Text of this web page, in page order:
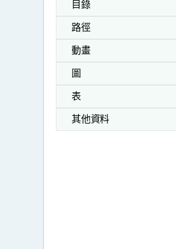
目錄
路徑
動畫
圖
表
其他資料